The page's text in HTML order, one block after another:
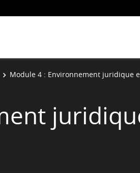
Module 4 : Environnement juridique